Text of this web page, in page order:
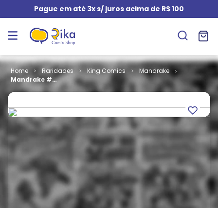
Pague em até 3x s/ juros acima de R$ 100
Raridades King Comics
Mandrake
Mandrake #
074